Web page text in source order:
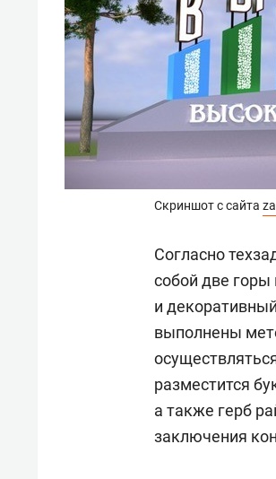
Скриншот с сайта
Согласно
собой две
и
выполнены
разместится
а также герб
заключения